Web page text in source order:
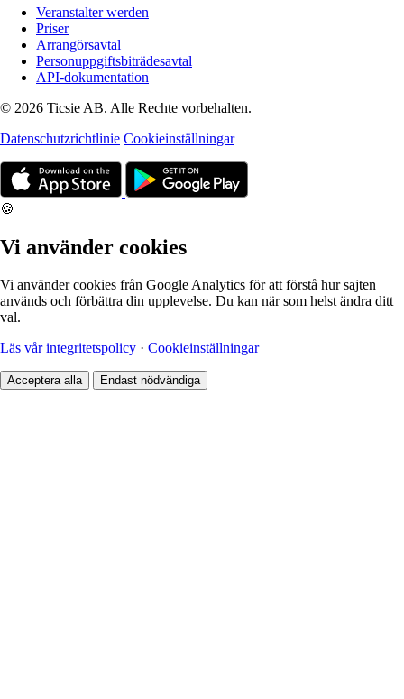
Veranstalter werden
Priser
Arrangörsavtal
Personuppgiftsbiträdesavtal
API-dokumentation
© 2026 Ticsie AB. Alle Rechte vorbehalten.
Datenschutzrichtlinie Cookieinställningar
🍪
Vi använder cookies
Vi använder cookies från Google Analytics för att förstå hur sajten
används och förbättra din upplevelse. Du kan när som helst ändra ditt
val.
Läs vår integritetspolicy · Cookieinställningar
Acceptera alla Endast nödvändiga